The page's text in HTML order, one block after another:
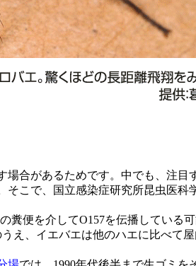
合があるためです。中でも、注目
こで、国立感染症研究所昆虫医
便を介してO157を伝播している
え、イエバエは他のハエに比べて